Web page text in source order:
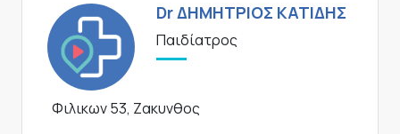
Dr ΔΗΜΗΤΡΙΟΣ ΚΑΤΙΔΗΣ
Παιδίατρος
Φιλικων 53, Ζακυνθος